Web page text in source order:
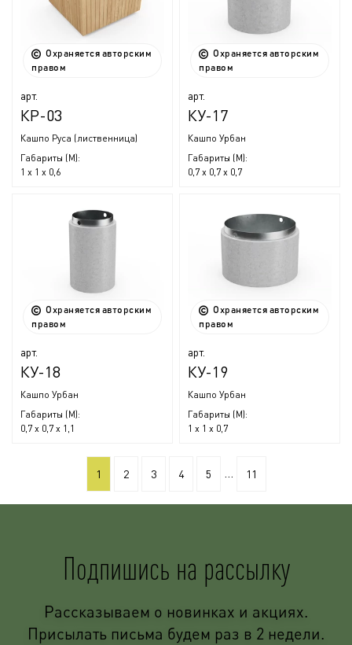
Охраняется авторским
правом
арт.
КР-03
Кашпо Руса (лиственница)
Габариты (М):
1 x 1 x 0,6
Охраняется авторским
правом
арт.
КУ-17
Кашпо Урбан
Габариты (М):
0,7 x 0,7 x 0,7
Охраняется авторским
правом
арт.
КУ-18
Кашпо Урбан
Габариты (М):
0,7 x 0,7 x 1,1
Охраняется авторским
правом
арт.
КУ-19
Кашпо Урбан
Габариты (М):
1 x 1 x 0,7
1 2 3 4 5 11
Подпишись на рассылку
Рассказываем о новинках и акциях.
Присылать письма будем раз в 2 недели.